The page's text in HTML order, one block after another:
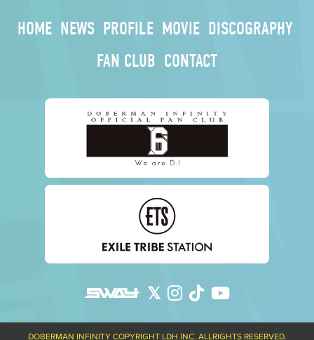
HOME NEWS PROFILE MOVIE DISCOGRAPHY
FAN CLUB CONTACT
DOBERMAN INFINITY COPYRIGHT LDH INC. ALLRIGHTS RESERVED.